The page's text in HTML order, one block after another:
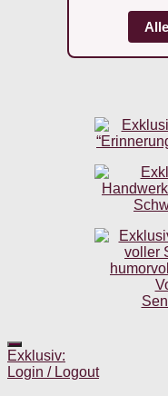
Exklusiv:
Login / Logout